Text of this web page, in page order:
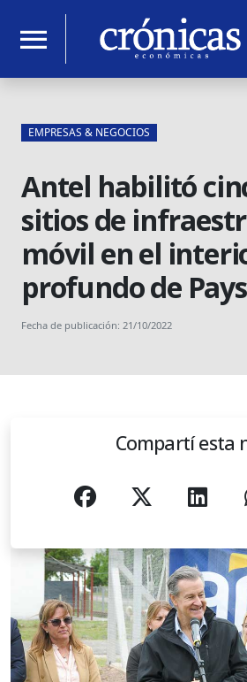
menu
EMPRESAS & NEGOCIOS
Antel habilitó
sitios de
móvil en el
profundo de
Fecha de publicación: 21/10/2022
Compartí esta